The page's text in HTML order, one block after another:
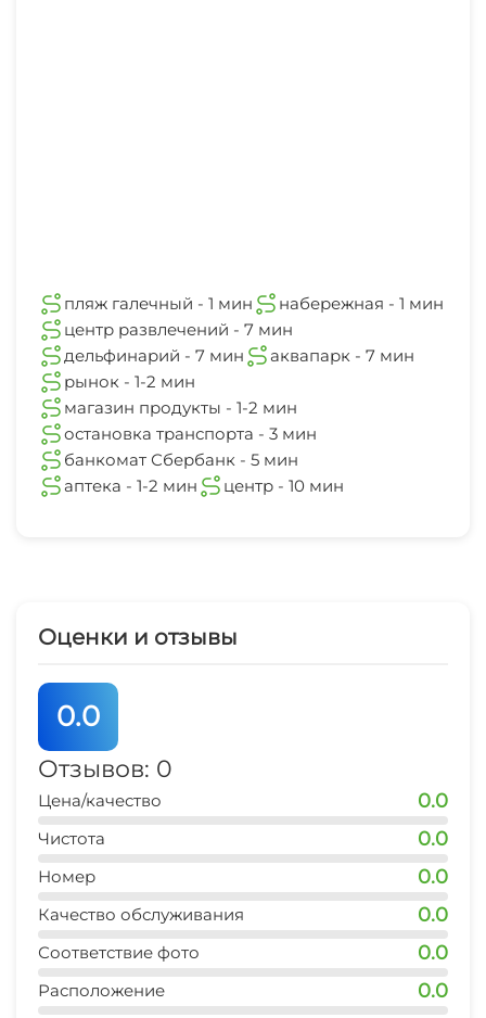
пляж галечный - 1 мин
набережная - 1 мин
центр развлечений - 7 мин
дельфинарий - 7 мин
аквапарк - 7 мин
рынок - 1-2 мин
магазин продукты - 1-2 мин
остановка транспорта - 3 мин
банкомат Сбербанк - 5 мин
аптека - 1-2 мин
центр - 10 мин
Оценки и отзывы
0.0
Отзывов: 0
Цена/качество 0.0
Чистота 0.0
Номер 0.0
Качество обслуживания 0.0
Соответствие фото 0.0
Расположение 0.0